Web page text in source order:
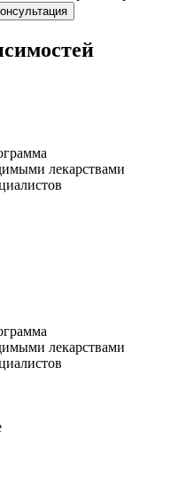
лекарствами
лекарствами